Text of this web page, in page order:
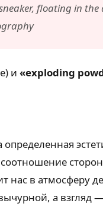
floating in
и «exploding
нас в атмосферу
а